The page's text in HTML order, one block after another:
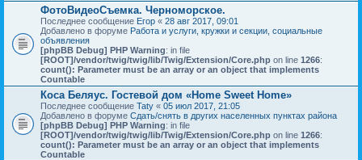
ФотоВидеоСъемка. Черноморское.
Последнее сообщение Егор « 28 авг 2017, 09:01
Добавлено в форуме Работа и услуги, кружки и секции, социальные
объявления
[phpBB Debug] PHP Warning: in file
[ROOT]/vendor/twig/twig/lib/Twig/Extension/Core.php on line 1266:
count(): Parameter must be an array or an object that implements
Countable
Коса Беляус. Гостевой дом «Home Sweet Home»
Последнее сообщение Taty « 05 июл 2017, 21:05
Добавлено в форуме Сдать/снять в других населенных пунктах района
[phpBB Debug] PHP Warning: in file
[ROOT]/vendor/twig/twig/lib/Twig/Extension/Core.php on line 1266:
count(): Parameter must be an array or an object that implements
Countable